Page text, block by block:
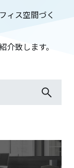
ィス空間づく
致します。